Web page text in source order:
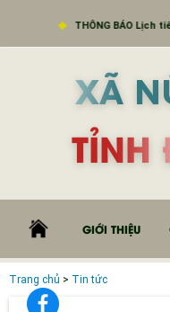
THÔNG BÁO Lịch tiếp công
XÃ
TỈNH
GIỚI THIỆU
Trang chủ > Tin tức